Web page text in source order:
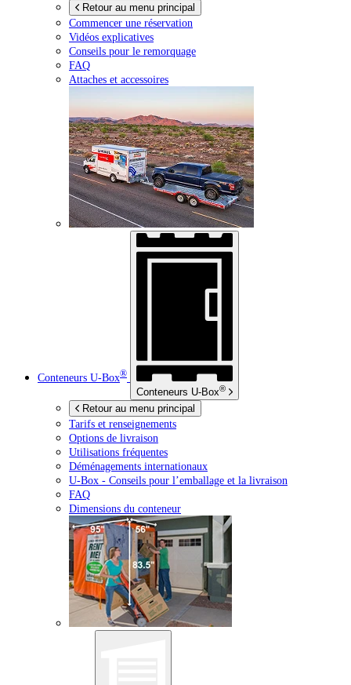
Retour au menu principal
Commencer une réservation
Vidéos explicatives
Conseils pour le remorquage
FAQ
Attaches et accessoires
Conteneurs U-Box®
Conteneurs U-Box®
Retour au menu principal
Tarifs et renseignements
Options de livraison
Utilisations fréquentes
Déménagements internationaux
U-Box - Conseils pour l’emballage et la livraison
FAQ
Dimensions du conteneur